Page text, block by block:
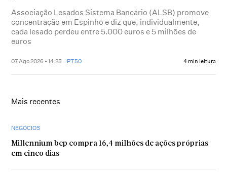
Associação Lesados Sistema Bancário (ALSB) promove
concentração em Espinho e diz que, individualmente,
cada lesado perdeu entre 5.000 euros e 5 milhões de
euros
07 Ago 2026 - 14:25 PT50 4 min leitura
Mais recentes
NEGÓCIOS
Millennium bcp compra 16,4 milhões de ações próprias
em cinco dias